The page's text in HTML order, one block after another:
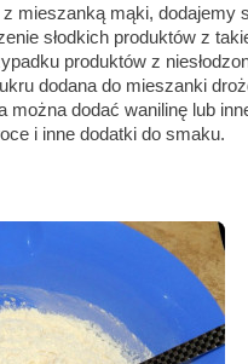
mieszanką mąki, dodajemy
słodkich produktów z
produktów z
dodana do mieszanki
można dodać wanilinę lub
i inne dodatki do smaku.